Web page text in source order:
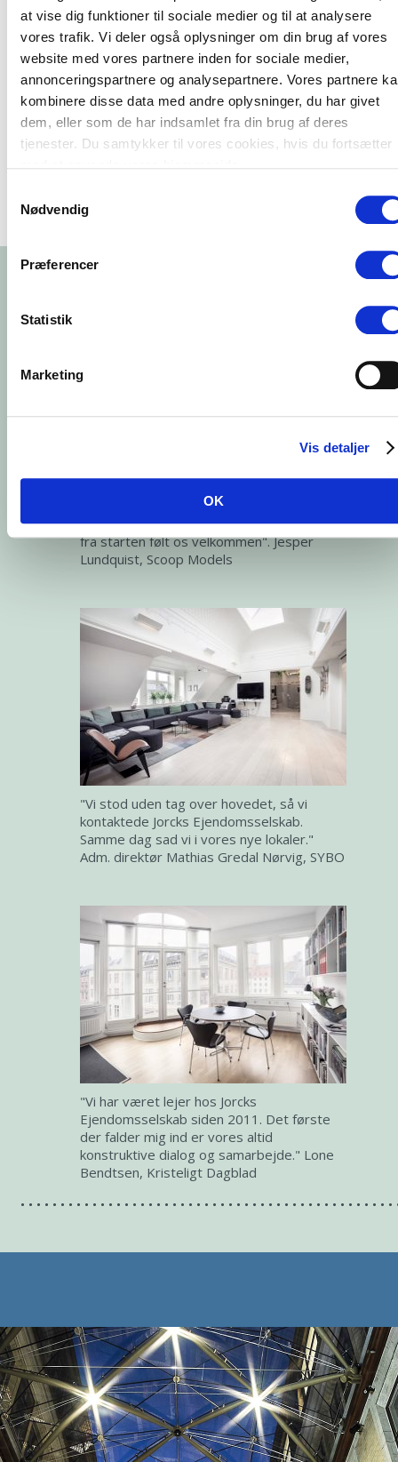
at vise dig funktioner til sociale medier og til at analysere
vores trafik. Vi deler også oplysninger om din brug af vores
website med vores partnere inden for sociale medier,
annonceringspartnere og analysepartnere. Vores partnere
kombinere disse data med andre oplysninger, du har givet
dem, eller som de har indsamlet fra din brug af deres
tjenester. Du samtykker til vores cookies, hvis du fortsætter
Nødvendig
Præferencer
Statistik
Marketing
Vis detaljer
OK
Jorcks Ejendomsselskab vil rigtig gerne skabe de rette
betingelser for alle sine lejere. Det mener vi er grundlaget for
langvarige kundeforhold - dialogen skal altid være i fokus, når
det handler om at gøre sine lejere glade og tilfredse.
Så hvis jeres virksomhed leder efter leje til erhverv, så kan man
kontakte Jorcks Ejendomsselskab på tlf.33 14 47 58, eller sende
en e-mail på info@jorck.dk.
"Vi har været lejer hos Jorcks
Ejendomsselskab siden 2014 og vi har lige
fra starten følt os velkommen". Jesper
Lundquist, Scoop Models
"Vi stod uden tag over hovedet, så vi
kontaktede Jorcks Ejendomsselskab.
Samme dag sad vi i vores nye lokaler."
Adm. direktør Mathias Gredal Nørvig, SYBO
"Vi har været lejer hos Jorcks
Ejendomsselskab siden 2011. Det første
der falder mig ind er vores altid
konstruktive dialog og samarbejde." Lone
Bendtsen, Kristeligt Dagblad